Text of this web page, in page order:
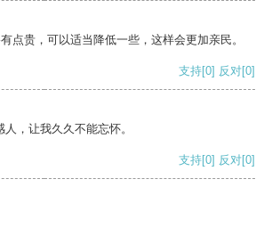
点贵，可以适当降低一些，这样会更加亲民。
支持[0] 反对[0]
，让我久久不能忘怀。
支持[0] 反对[0]